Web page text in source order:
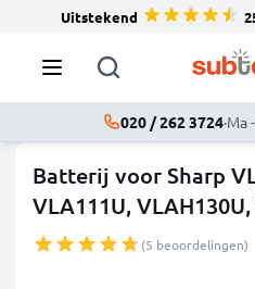
Uitstekend
020 / 262 3724·Ma
Batterij voor Sharp
VLA111U,
(5 beoordelingen)